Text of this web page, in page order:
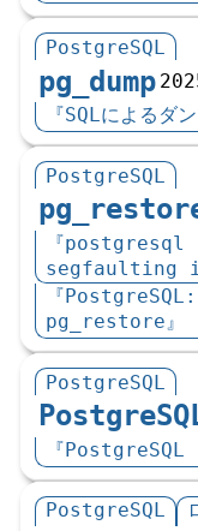
PostgreSQL
pg_dump
『SQLによるダン
PostgreSQL
『
segfaulting
『
pg_restore』
PostgreSQL
『PostgreSQL
PostgreSQL